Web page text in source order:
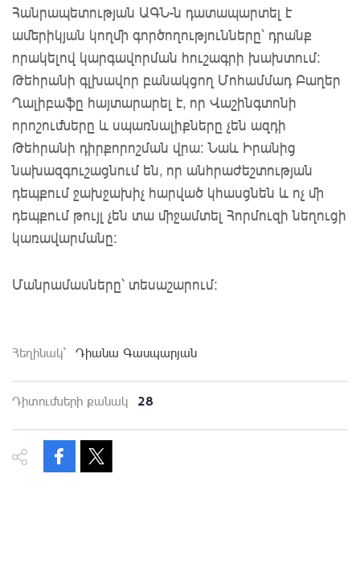
Հանրապետության ԱԳՆ-ն դատապարտել է
ամերիկյան կողմի գործողությունները՝ դրանք
որակելով կարգավորման հուշագրի խախտում:
Թեհրանի գլխավոր բանակցող Մոհամմադ Բաղեր
Ղալիբաֆը հայտարարել է, որ Վաշինգտոնի
որոշումները և սպառնալիքները չեն ազդի
Թեհրանի դիրքորոշման վրա: Նաև Իրանից
նախազգուշացնում են, որ անհրաժեշտության
դեպքում ջախջախիչ հարված կհասցնեն և ոչ մի
դեպքում թույլ չեն տա միջամտել Հորմուզի նեղուցի
կառավարմանը:
Մանրամասները՝ տեսաշարում:
Հեղինակ` Դիանա Գասպարյան
Դիտումների քանակ 28